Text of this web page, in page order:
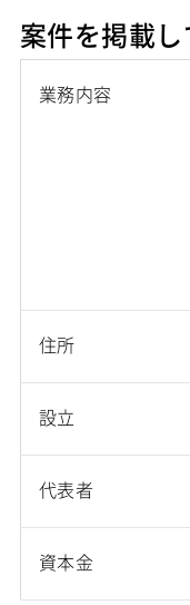
案件を掲載
業務内容
住所
設立
代表者
資本金